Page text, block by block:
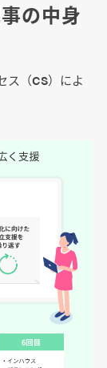
の中身
ス（CS）によ